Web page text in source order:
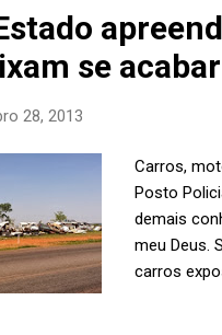
se
28, 2013
Carros,
Posto
demais
meu Deus.
carros